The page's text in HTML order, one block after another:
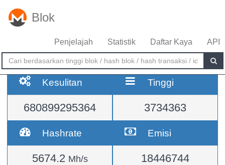
Blok
Penjelajah Statistik Daftar Kaya API
Kesulitan
680899295364
Tinggi
3734363
Hashrate
5674.2 Mh/s
Emisi
18446744